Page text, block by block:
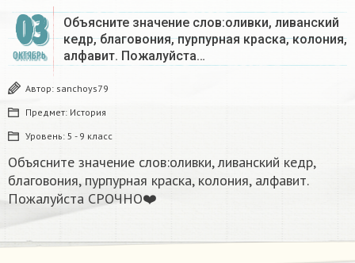
03
ОКТЯБРЬ
Объясните значение слов:оливки, ливанский
кедр, благовония, пурпурная краска, колония,
алфавит. Пожалуйста…
Автор: sanchoys79
Предмет: История
Уровень: 5 - 9 класс
Объясните значение слов:оливки, ливанский кедр,
благовония, пурпурная краска, колония, алфавит.
Пожалуйста СРОЧНО❤️​